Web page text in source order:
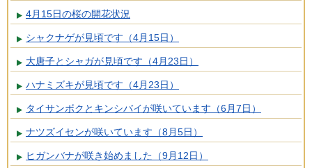
4月15日の桜の開花状況
シャクナゲが見頃です（4月15日）
大唐子とシャガが見頃です（4月23日）
ハナミズキが見頃です（4月23日）
タイサンボクとキンシバイが咲いています（6月7日）
ナツズイセンが咲いています（8月5日）
ヒガンバナが咲き始めました（9月12日）